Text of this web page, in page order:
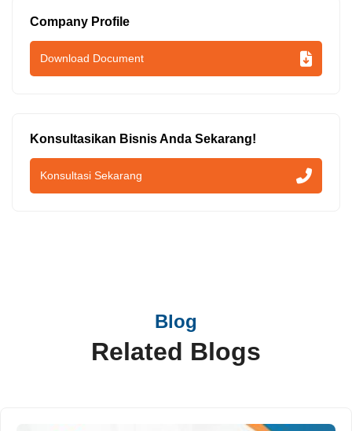
Company Profile
Download Document
Konsultasikan Bisnis Anda Sekarang!
Konsultasi Sekarang
Blog
Related Blogs